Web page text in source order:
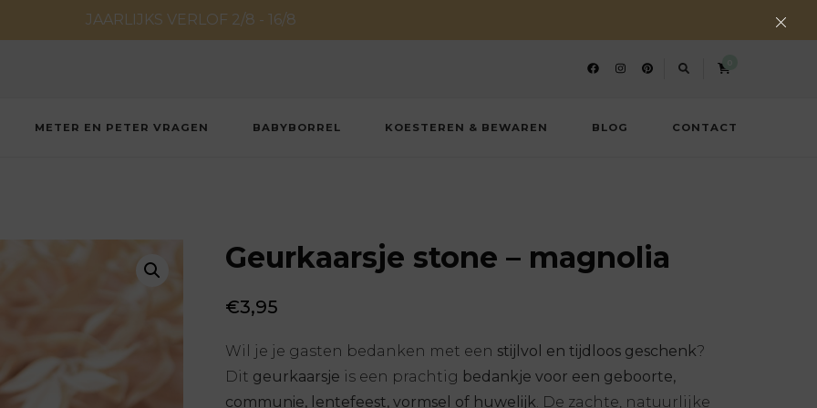
JAARLIJKS VERLOF 2/8 - 16/8
METER EN PETER VRAGEN BABYBORREL KOESTEREN & BEWAREN BLOG CONTACT
Geurkaarsje stone – magnolia
€3,95
Wil je je gasten bedanken met een stijlvol en tijdloos geschenk?
Dit geurkaarsje is een prachtig bedankje voor een geboorte,
communie, lentefeest, vormsel of huwelijk. De zachte, natuurlijke